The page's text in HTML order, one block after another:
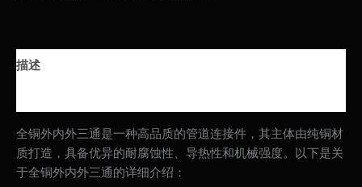
描述
全铜外内外三通是一种高品质的管道连接件，其主体由纯铜材
质打造，具备优异的耐腐蚀性、导热性和机械强度。以下是关
于全铜外内外三通的详细介绍：